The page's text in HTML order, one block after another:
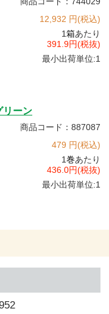
12,932 円(税込)
1箱あたり
391.9円(税抜)
最小出荷単位:1
リーン
商品コード：887087
479 円(税込)
1巻あたり
436.0円(税抜)
最小出荷単位:1